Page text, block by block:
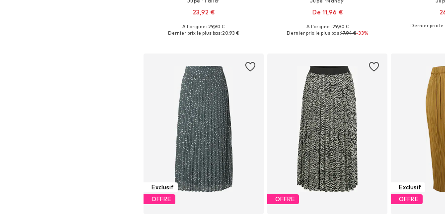
23,92 €
+2
Tailles disponibles: 36, 38, 40, 42, 44
À l'origine : 29,90 €
Dernier prix le plus bas :20,93 €
De 11,96 €
Tailles disponibles: 34, 36, 38, 40
À l'origine : 29,90 €
Dernier prix le plus bas :17,94 €-33%
Tailles
Dernier prix le
Exclusif
OFFRE
OFFRE
Exclusif
OFFRE